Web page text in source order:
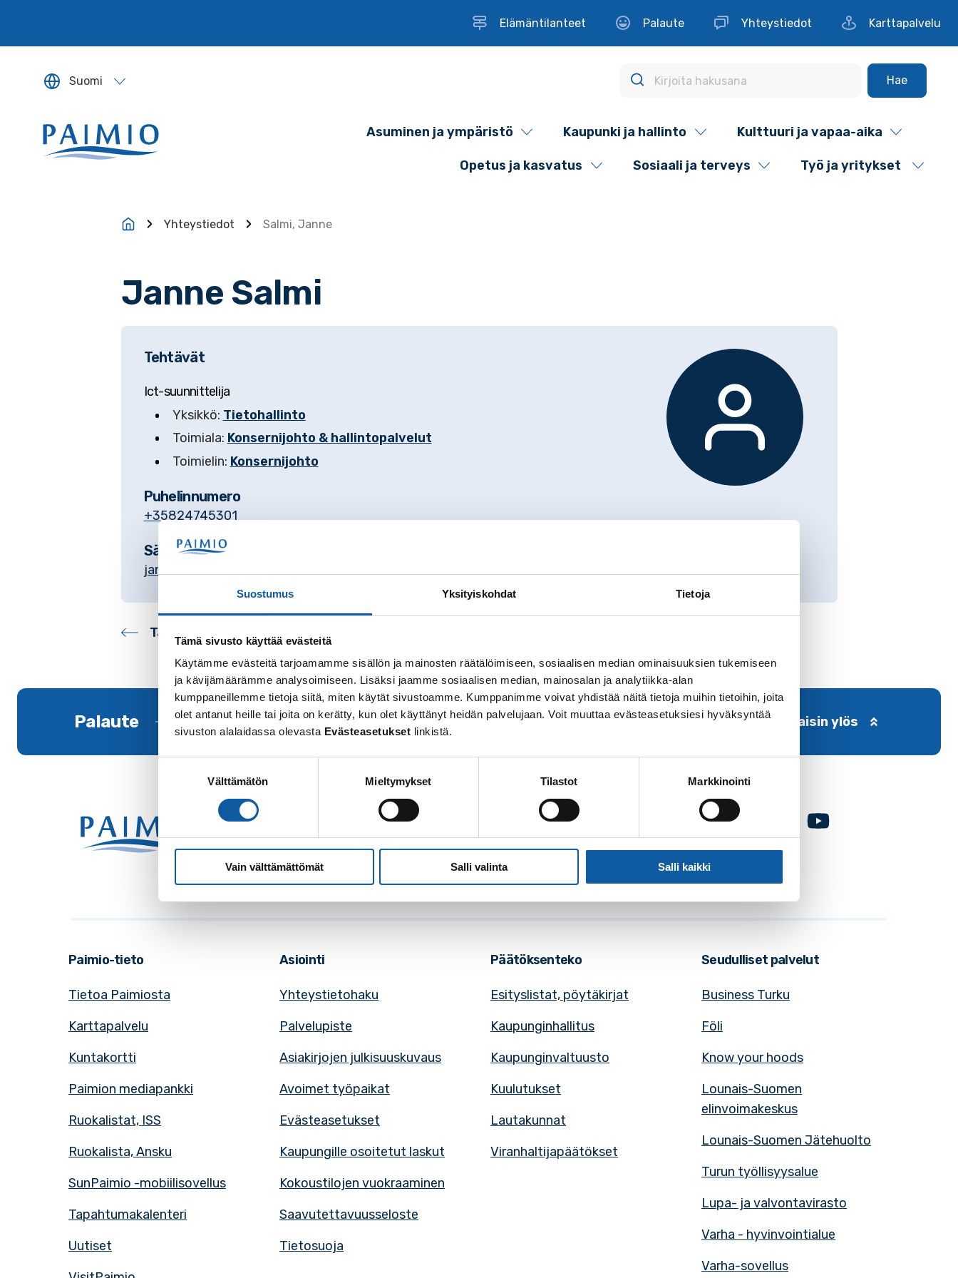
Suostumus Yksityiskohdat Tietoja
Tämä sivusto käyttää evästeitä
Käytämme evästeitä tarjoamamme sisällön ja mainosten räätälöimiseen, sosiaalisen median ominaisuuksien tukemiseen
ja kävijämäärämme analysoimiseen. Lisäksi jaamme sosiaalisen median, mainosalan ja analytiikka-alan
kumppaneillemme tietoja siitä, miten käytät sivustoamme. Kumppanimme voivat yhdistää näitä tietoja muihin tietoihin, joita
olet antanut heille tai joita on kerätty, kun olet käyttänyt heidän palvelujaan. Voit muuttaa evästeasetuksiesi hyväksyntää
sivuston alalaidassa olevasta Evästeasetukset linkistä.
Välttämätön Mieltymykset Tilastot Markkinointi
Vain välttämättömät Salli valinta Salli kaikki
Elämäntilanteet Palaute Yhteystiedot Karttapalvelu
Suomi
Sivun kieleksi valitaan englanti.
Hae
Asuminen ja ympäristö Kaupunki ja hallinto Kulttuuri ja vapaa-aika
Opetus ja kasvatus Sosiaali ja terveys Työ ja yritykset
Yhteystiedot Salmi, Janne
Janne Salmi
Tehtävät
Ict-suunnittelija
Yksikkö: Tietohallinto
Toimiala: Konsernijohto & hallintopalvelut
Toimielin: Konsernijohto
Puhelinnumero
+35824745301
Sähköposti
janne.salmi@paimio.fi
Takaisin yhteystietohakemistoon
Palaute Takaisin ylös
Käyntiosoite: Vistantie 18
Postiosoite: PL 50, 21531 PAIMIO
Vaihde: (02) 474 511
Sähköposti:
paimio.kaupunki@paimio.fi
FacebookInstagram
Paimio-tieto
Tietoa Paimiosta
Karttapalvelu
Kuntakortti
Paimion mediapankki
Ruokalistat, ISS
Ruokalista, Ansku
SunPaimio -mobiilisovellus
Tapahtumakalenteri
Uutiset
Asiointi
Yhteystietohaku
Palvelupiste
Asiakirjojen julkisuuskuvaus
Avoimet työpaikat
Evästeasetukset
Kaupungille osoitetut laskut
Kokoustilojen vuokraaminen
Saavutettavuusseloste
Tietosuoja
Päätöksenteko
Esityslistat, pöytäkirjat
Kaupunginhallitus
Kaupunginvaltuusto
Kuulutukset
Lautakunnat
Viranhaltijapäätökset
Seudulliset palvelut
Business Turku
Föli
Know your hoods
Lounais-Suomen
elinvoimakeskus
Lounais-Suomen Jätehuolto
Turun työllisyysalue
Lupa- ja valvontavirasto
Varha - hyvinvointialue
Varha-sovellus